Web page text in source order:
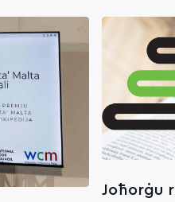
Joħorġu